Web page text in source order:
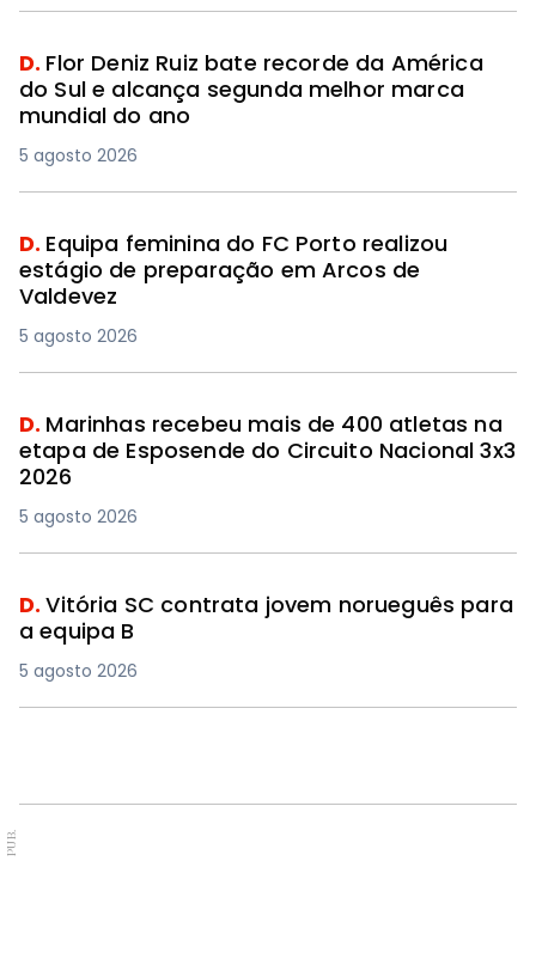
D. Flor Deniz Ruiz bate recorde da América
do Sul e alcança segunda melhor marca
mundial do ano
5 agosto 2026
D. Equipa feminina do FC Porto realizou
estágio de preparação em Arcos de
Valdevez
5 agosto 2026
D. Marinhas recebeu mais de 400 atletas na
etapa de Esposende do Circuito Nacional 3x3
2026
5 agosto 2026
D.Vitória SC contrata jovem norueguês para
a equipa B
5 agosto 2026
Hornicek